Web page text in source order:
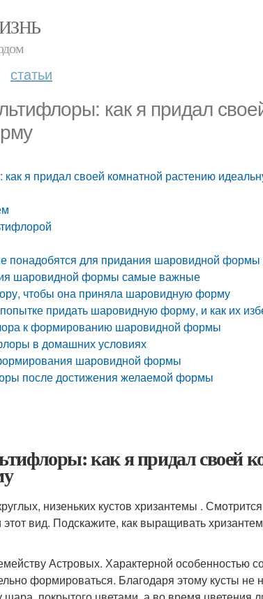
статьи
как я придал
я придал своей комнатной растению
понадобятся для придания шаровидной
шаровидной формы самые важные
чтобы она приняла шаровидную форму
придать шаровидную форму, и как их
к формированию шаровидной формы
в домашних условиях
шаровидной формы
после достижения желаемой формы
как я придал своей
низеньких кустов хризантемы .
этот вид. Подскажите, как выращивать
Астровых. Характерной особенностью
формироваться. Благодаря этому кусты не